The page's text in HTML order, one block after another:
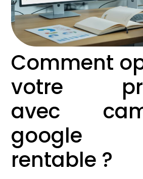
Comment
votre
avec
rentable ?